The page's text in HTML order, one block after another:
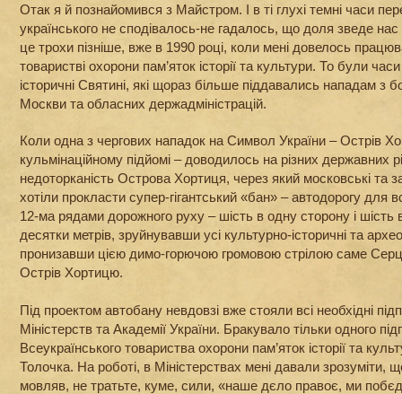
Отак я й познайомився з Майстром. І в ті глухі темні часи
українського не сподівалось-не гадалось, що доля зведе
це трохи пізніше, вже в 1990 році, коли мені довелось
товаристві охорони пам’яток історії та культури. То були
історичні Святині, які щораз більше піддавались нападам з
Москви та обласних держадміністрацій.
Коли одна з чергових нападок на Символ України – Острів
кульмінаційному підйомі – доводилось на різних державних
недоторканість Острова Хортиця, через який московські та
хотіли прокласти супер-гігантський «бан» – автодорогу для
12-ма рядами дорожного руху – шість в одну сторону і шість
десятки метрів, зруйнувавши усі культурно-історичні та
пронизавши цією димо-горючою громовою стрілою саме
Острів Хортицю.
Під проектом автобану невдовзі вже стояли всі необхідні
Міністерств та Академії України. Бракувало тільки одного
Всеукраїнського товариства охорони пам’яток історії та
Толочка. На роботі, в Міністерствах мені давали зрозуміти,
мовляв, не тратьте, куме, сили, «наше дєло правоє, ми